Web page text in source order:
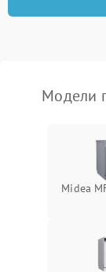
Модели
Midea